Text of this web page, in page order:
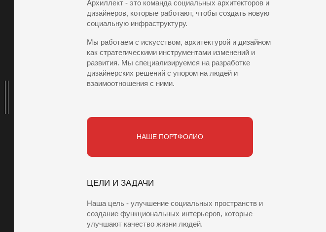
Архиллект - это команда социальных архитекторов и
дизайнеров, которые работают, чтобы создать новую
социальную инфраструктуру.
Мы работаем с искусством, архитектурой и дизайном
как стратегическими инструментами изменений и
развития. Мы специализируемся на разработке
дизайнерских решений с упором на людей и
взаимоотношения с ними.
НАШЕ ПОРТФОЛИО
ЦЕЛИ И ЗАДАЧИ
Наша цель - улучшение социальных пространств и
создание функциональных интерьеров, которые
улучшают качество жизни людей.